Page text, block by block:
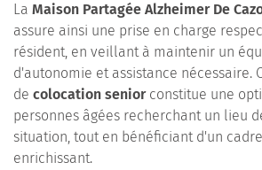
La Maison Partagée Alzheimer De
assure ainsi une prise en charge
résident, en veillant à maintenir un
d'autonomie et assistance nécessaire.
de colocation seniorconstitue une
personnes âgées recherchant un lieu
situation, tout en bénéficiant d'un
enrichissant.